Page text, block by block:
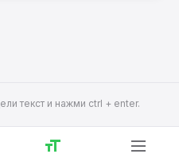
текст и нажми ctrl + enter.